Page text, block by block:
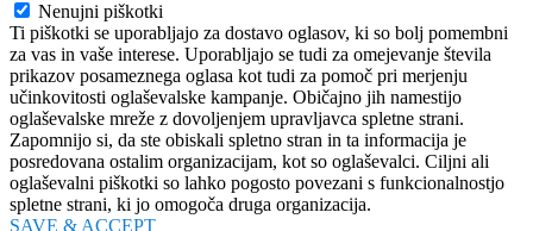
Nenujni piškotki
Ti piškotki se uporabljajo za dostavo oglasov, ki so bolj pomembni
za vas in vaše interese. Uporabljajo se tudi za omejevanje števila
prikazov posameznega oglasa kot tudi za pomoč pri merjenju
učinkovitosti oglaševalske kampanje. Običajno jih namestijo
oglaševalske mreže z dovoljenjem upravljavca spletne strani.
Zapomnijo si, da ste obiskali spletno stran in ta informacija je
posredovana ostalim organizacijam, kot so oglaševalci. Ciljni ali
oglaševalni piškotki so lahko pogosto povezani s funkcionalnostjo
spletne strani, ki jo omogoča druga organizacija.
SAVE & ACCEPT